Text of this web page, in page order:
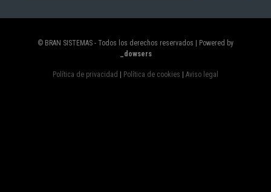
© BRAN SISTEMAS - Todos los derechos reservados | Powered by
_dowsers
Política de privacidad Política de cookies Aviso legal